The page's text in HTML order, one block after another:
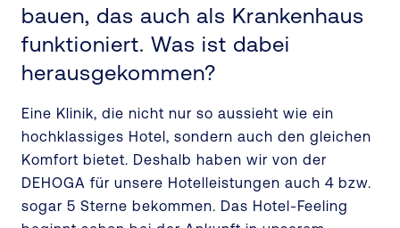
bauen, das auch als Krankenhaus
funktioniert. Was ist dabei
herausgekommen?
Eine Klinik, die nicht nur so aussieht wie ein
hochklassiges Hotel, sondern auch den gleichen
Komfort bietet. Deshalb haben wir von der
DEHOGA für unsere Hotelleistungen auch 4 bzw.
sogar 5 Sterne bekommen. Das Hotel-Feeling